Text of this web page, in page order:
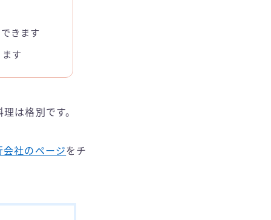
きます
す
は格別です。
会社のページをチ